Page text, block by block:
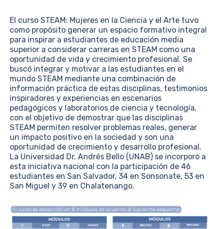
El curso STEAM: Mujeres en la Ciencia y el Arte tuvo
como propósito generar un espacio formativo integral
para inspirar a estudiantes de educación media
superior a considerar carreras en STEAM como una
oportunidad de vida y crecimiento profesional. Se
buscó integrar y motivar a las estudiantes en el
mundo STEAM mediante una combinación de
información práctica de estas disciplinas, testimonios
inspiradores y experiencias en escenarios
pedagógicos y laboratorios de ciencia y tecnología,
con el objetivo de demostrar que las disciplinas
STEAM permiten resolver problemas reales, generar
un impacto positivo en la sociedad y son una
oportunidad de crecimiento y desarrollo profesional.
La Universidad Dr. Andrés Bello (UNAB) se incorporó a
esta iniciativa nacional con la participación de 46
estudiantes en San Salvador, 34 en Sonsonate, 53 en
San Miguel y 39 en Chalatenango.